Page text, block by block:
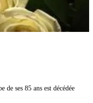
de ses 85 ans est décédée